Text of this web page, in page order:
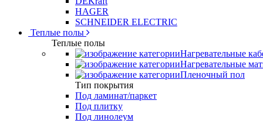
HAGER
SCHNEIDER ELECTRIC
Теплые полы
Теплые полы
Нагревательные
Нагревательные
Пленочный пол
Тип покрытия
Под ламинат/паркет
Под плитку
Под линолеум